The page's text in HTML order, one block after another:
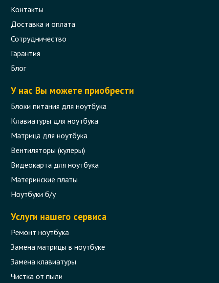
Compound PC CPU серая 1g
Код товара - 10679
129 грн.
Есть в наличии
Контакты
Доставка и оплата
Сотрудничество
Гарантия
Блог
У нас Вы можете приобрести
Блоки питания для ноутбука
Клавиатуры для ноутбука
Матрица для ноутбука
Вентиляторы (кулеры)
Видеокарта для ноутбука
Материнские платы
Ноутбуки б/у
Услуги нашего сервиса
Ремонт ноутбука
Замена матрицы в ноутбуке
Замена клавиатуры
Чистка от пыли